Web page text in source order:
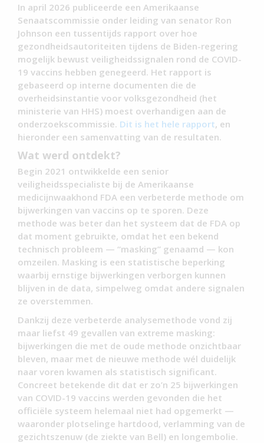
In april 2026 publiceerde een Amerikaanse
Senaatscommissie onder leiding van senator Ron
Johnson een tussentijds rapport over hoe
gezondheidsautoriteiten tijdens de Biden-regering
mogelijk bewust veiligheidssignalen rond de COVID-
19 vaccins hebben genegeerd. Het rapport is
gebaseerd op interne documenten die de
overheidsinstantie voor volksgezondheid (het
ministerie van HHS) moest overhandigen aan de
onderzoekscommissie. Dit is het hele rapport, en
hieronder een samenvatting van de resultaten.
Wat werd ontdekt?
Begin 2021 ontwikkelde een senior
veiligheidsspecialiste bij de Amerikaanse
medicijnwaakhond FDA een verbeterde methode om
bijwerkingen van vaccins op te sporen. Deze
methode was beter dan het systeem dat de FDA op
dat moment gebruikte, omdat het een bekend
technisch probleem — “masking” genaamd — kon
omzeilen. Masking is een statistische beperking
waarbij ernstige bijwerkingen verborgen kunnen
blijven in de data, simpelweg omdat andere signalen
ze overstemmen.
Dankzij deze verbeterde analysemethode vond zij
maar liefst 49 gevallen van extreme masking:
bijwerkingen die met de oude methode onzichtbaar
bleven, maar met de nieuwe methode wél duidelijk
naar voren kwamen als statistisch significant.
Concreet betekende dit dat er zo’n 25 bijwerkingen
van COVID-19 vaccins werden gevonden die het
officiële systeem helemaal niet had opgemerkt —
waaronder plotselinge hartdood, verlamming van de
gezichtszenuw (de ziekte van Bell) en longembolie.